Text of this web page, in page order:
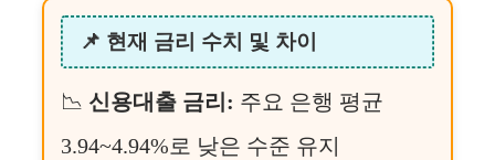
📌 현재 금리 수치 및 차이
📉 신용대출 금리: 주요 은행 평균
3.94~4.94%로 낮은 수준 유지